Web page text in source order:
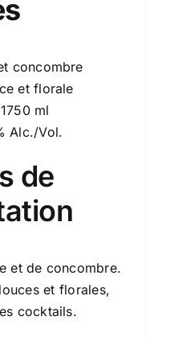
concombre
et florale
ml
Alc./Vol.
de
et de concombre.
et florales,
cocktails.